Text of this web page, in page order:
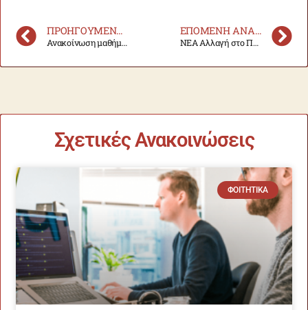
ΠΡΟΗΓΟΎΜΕΝΗ ΑΝΑΚΟΊΝΩΣΗ
Ανακοίνωση μαθήματος
ΕΠΌΜΕΝΗ ΑΝΑΚΟΊΝΩΣΗ
ΝΕΑ Αλλαγή στο Πρόγραμμα Διδασκαλίας Μαθημάτων Χ. Ε. 2025-26
Σχετικές Ανακοινώσεις
ΦΟΙΤΗΤΙΚΆ